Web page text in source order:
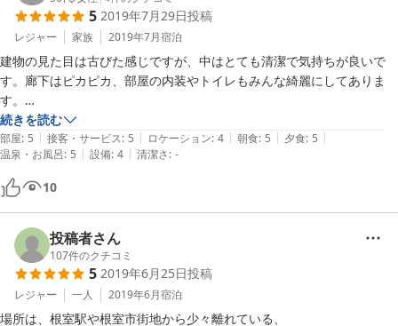
5 2019年7月29日投稿
レジャー 家族 2019年7月宿泊
建物の見た目は古びた感じですが、中はとても清潔で気持ちが良いで
す。廊下はピカピカ、部屋の内装やトイレもみんな綺麗にしてありま
す。
私達夫婦の部屋は松の間で特別良い部屋だった気がしますが、入り口の
引き戸からしてお洒落、座卓も一枚板の高価なもの、広くて綺麗で素敵
な和室でした。
お風呂が岩風呂の温泉で大きくて立派な石がいくつも並んでいて驚きま
す。
食事も海の幸たくさんで美味しくて豪華です。
女将さんがまた可愛くて楽しい。全てに大満足でした！また行きたいで
す。
続きを読む
部屋: 5 | 接客・サービス: 5 | ロケーション: 4 | 朝食: 5 | 夕食: 5 |
温泉・お風呂: 5 | 設備: 4 | 清潔さ: -
10
投稿者さん
107件のクチコミ
5 2019年6月25日投稿
レジャー 一人 2019年6月宿泊
場所は、根室駅や根室市街地から少々離れている、